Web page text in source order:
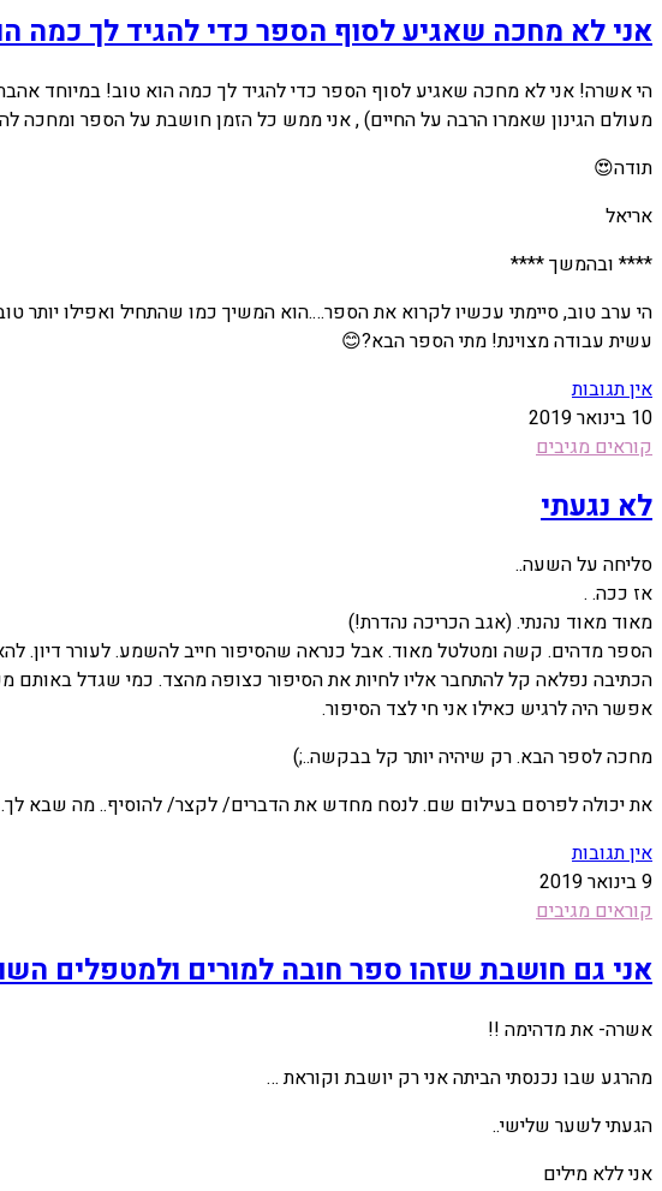
אני לא מחכה שאגיע לסוף הספר כדי להגיד לך כמה
הי אשרה! אני לא מחכה שאגיע לסוף הספר כדי להגיד לך כמה הוא טוב! במיוחד
מעולם הגינון שאמרו הרבה על החיים) , אני ממש כל הזמן חושבת על הספר ומחכה
תודה😍
אריאל
**** ובהמשך ****
הי ערב טוב, סיימתי עכשיו לקרוא את הספר….הוא המשיך כמו שהתחיל ואפילו
עשית עבודה מצוינת! מתי הספר הבא?😊
אין תגובות
10 בינואר 2019
קוראים מגיבים
לא נגעתי
סליחה על השעה..
אז ככה. .
מאוד מאוד נהנתי. (אגב הכריכה נהדרת!)
הספר מדהים. קשה ומטלטל מאוד. אבל כנראה שהסיפור חייב להשמע. לעורר דיון.
הכתיבה נפלאה קל להתחבר אליו לחיות את הסיפור כצופה מהצד. כמי שגדל באותם
אפשר היה לרגיש כאילו אני חי לצד הסיפור.
מחכה לספר הבא. רק שיהיה יותר קל בבקשה..;)
את יכולה לפרסם בעילום שם. לנסח מחדש את הדברים/ לקצר/ להוסיף.. מה שבא
אין תגובות
9 בינואר 2019
קוראים מגיבים
אני גם חושבת שזהו ספר חובה למורים ולמטפלים
אשרה- את מדהימה !!
מהרגע שבו נכנסתי הביתה אני רק יושבת וקוראת …
הגעתי לשער שלישי..
אני ללא מילים